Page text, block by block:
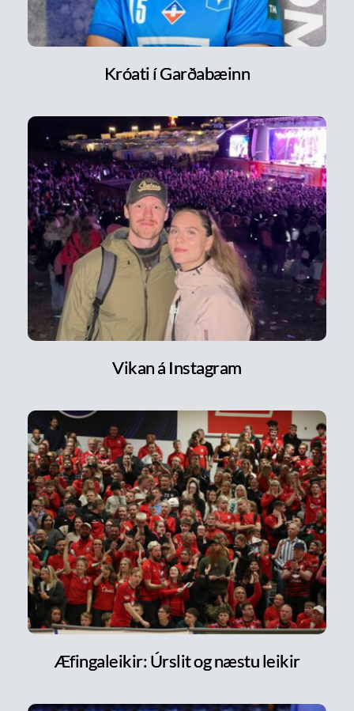
Króati í Garðabæinn
Vikan á Instagram
Æfingaleikir: Úrslit og næstu leikir